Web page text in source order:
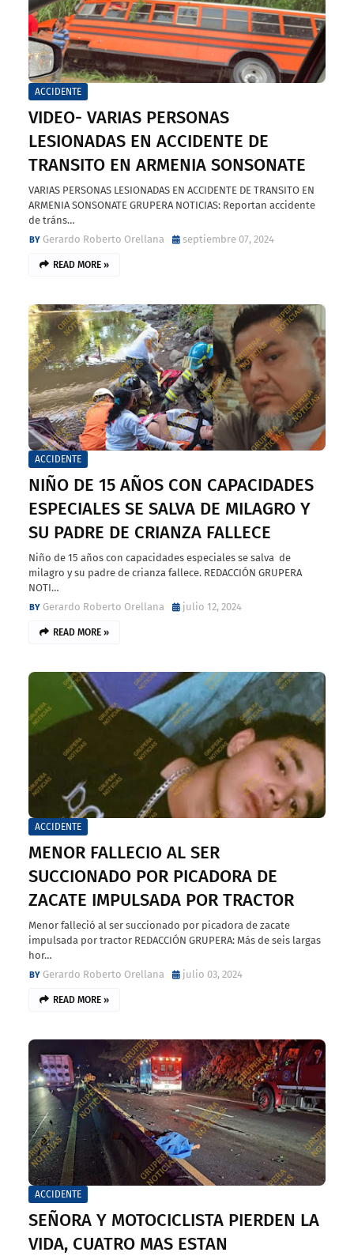
ACCIDENTE
VIDEO- VARIAS PERSONAS
LESIONADAS EN ACCIDENTE DE
TRANSITO EN ARMENIA SONSONATE
VARIAS PERSONAS LESIONADAS EN ACCIDENTE DE TRANSITO EN
ARMENIA SONSONATE GRUPERA NOTICIAS: Reportan accidente
de tráns…
Gerardo Roberto Orellana
septiembre 07, 2024
READ MORE »
ACCIDENTE
NIÑO DE 15 AÑOS CON CAPACIDADES
ESPECIALES SE SALVA DE MILAGRO Y
SU PADRE DE CRIANZA FALLECE
Niño de 15 años con capacidades especiales se salva de
milagro y su padre de crianza fallece. REDACCIÓN GRUPERA
NOTI…
Gerardo Roberto Orellana
julio 12, 2024
READ MORE »
ACCIDENTE
MENOR FALLECIO AL SER
SUCCIONADO POR PICADORA DE
ZACATE IMPULSADA POR TRACTOR
Menor falleció al ser succionado por picadora de zacate
impulsada por tractor REDACCIÓN GRUPERA: Más de seis largas
hor…
Gerardo Roberto Orellana
julio 03, 2024
READ MORE »
ACCIDENTE
SEÑORA Y MOTOCICLISTA PIERDEN LA
VIDA, CUATRO MAS ESTAN